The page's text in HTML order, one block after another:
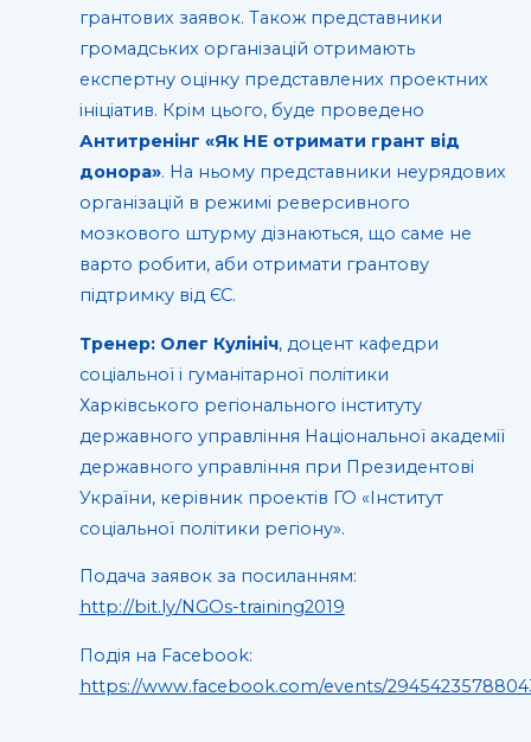
грантових заявок. Також представники
громадських організацій отримають
експертну оцінку представлених проектних
ініціатив. Крім цього, буде проведено
Антитренінг «Як НЕ отримати грант від
донора». На ньому представники неурядових
організацій в режимі реверсивного
мозкового штурму дізнаються, що саме не
варто робити, аби отримати грантову
підтримку від ЄС.
Тренер: Олег Кулініч, доцент кафедри
соціальної і гуманітарної політики
Харківського регіонального інституту
державного управління Національної академії
державного управління при Президентові
України, керівник проектів ГО «Інститут
соціальної політики регіону».
Подача заявок за посиланням:
http://bit.ly/NGOs-training2019
Подія на Facebook:
https://www.facebook.com/events/